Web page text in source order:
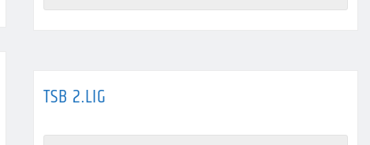
TSB 2.LIG